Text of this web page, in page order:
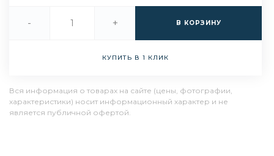
- + В КОРЗИНУ
КУПИТЬ В 1 КЛИК
Вся информация о товарах на сайте (цены, фотографии,
характеристики) носит информационный характер и не
является публичной офертой.